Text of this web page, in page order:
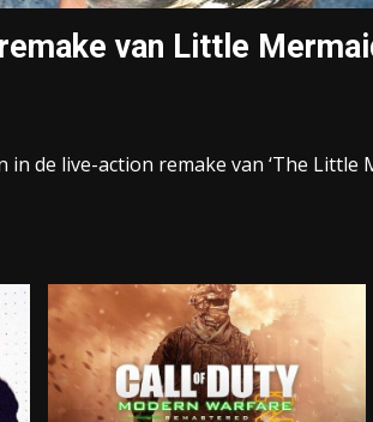
van Little
de live-action remake van ‘The Little